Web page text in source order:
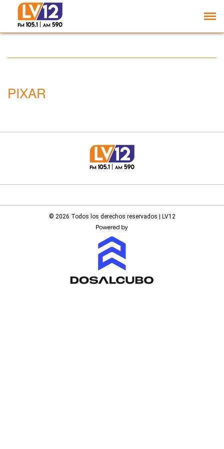
Bad Bunny será parte de
'Toy Story 5'
PIXAR
© 2026 Todos los derechos reservados | LV12